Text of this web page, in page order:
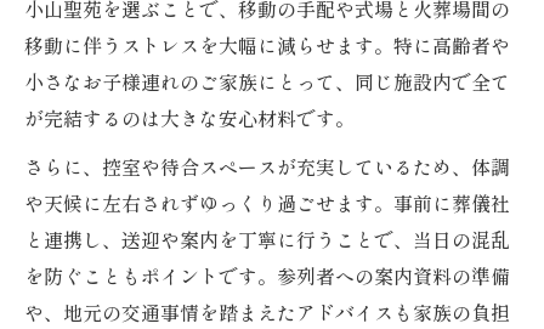
小山聖苑を選ぶことで、移動の手配や式場と火葬場間の
移動に伴うストレスを大幅に減らせます。特に高齢者や
小さなお子様連れのご家族にとって、同じ施設内で全て
が完結するのは大きな安心材料です。
さらに、控室や待合スペースが充実しているため、体調
や天候に左右されずゆっくり過ごせます。事前に葬儀社
と連携し、送迎や案内を丁寧に行うことで、当日の混乱
を防ぐこともポイントです。参列者への案内資料の準備
や、地元の交通事情を踏まえたアドバイスも家族の負担